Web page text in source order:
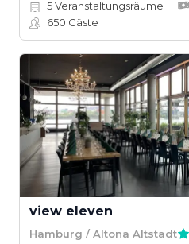
5Veranstaltungsräume
650 Gäste
view eleven
Hamburg / Altona Altstadt